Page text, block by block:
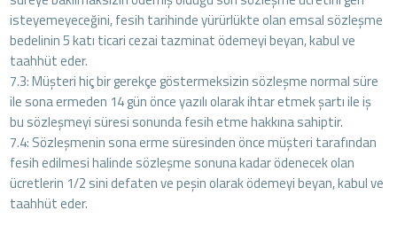
isteyemeyeceğini, fesih tarihinde yürürlükte olan emsal sözleşme
bedelinin 5 katı ticari cezai tazminat ödemeyi beyan, kabul ve
taahhüt eder.
7.3: Müşteri hiç bir gerekçe göstermeksizin sözleşme normal süre
ile sona ermeden 14 gün önce yazılı olarak ihtar etmek şartı ile iş
bu sözleşmeyi süresi sonunda fesih etme hakkına sahiptir.
7.4: Sözleşmenin sona erme süresinden önce müşteri tarafından
fesih edilmesi halinde sözleşme sonuna kadar ödenecek olan
ücretlerin 1/2 sini defaten ve peşin olarak ödemeyi beyan, kabul ve
taahhüt eder.